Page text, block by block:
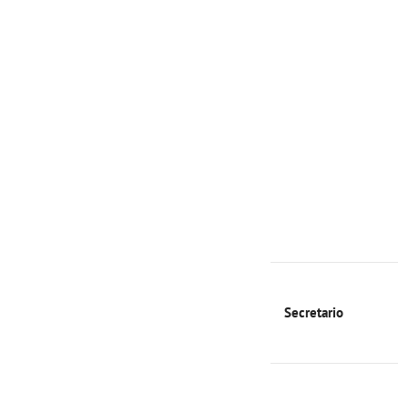
Secretario